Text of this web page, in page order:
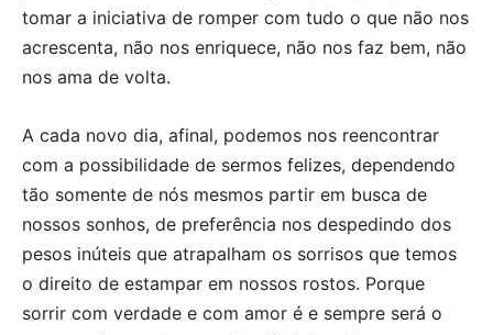
tomar a iniciativa de romper com tudo o que não nos
acrescenta, não nos enriquece, não nos faz bem, não
nos ama de volta.
A cada novo dia, afinal, podemos nos reencontrar
com a possibilidade de sermos felizes, dependendo
tão somente de nós mesmos partir em busca de
nossos sonhos, de preferência nos despedindo dos
pesos inúteis que atrapalham os sorrisos que temos
o direito de estampar em nossos rostos. Porque
sorrir com verdade e com amor é e sempre será o